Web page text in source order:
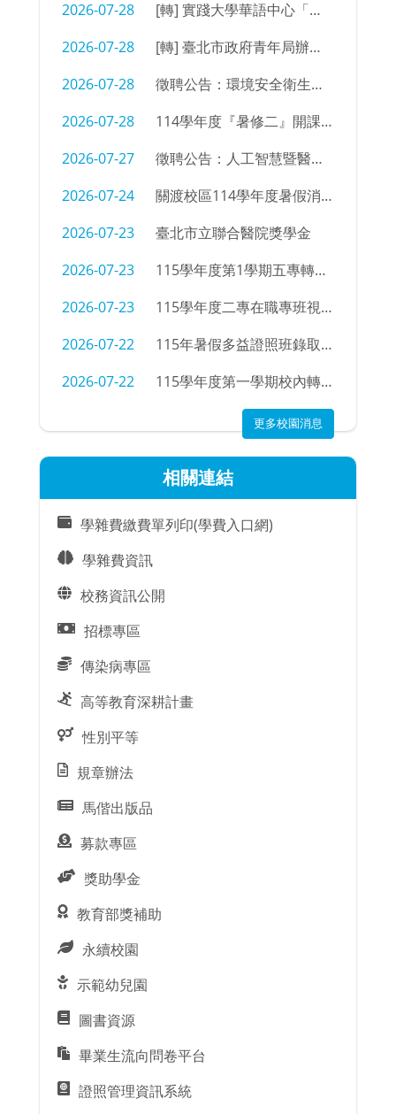
2026-07-28
[轉] 實踐大學華語中心「菁英語伴計畫」招募海報
2026-07-28
[轉] 臺北市政府青年局辦理「2026臺北青年外交學堂」簡章及海報
2026-07-28
徵聘公告：環境安全衛生組 辦事員/技佐
2026-07-28
114學年度『暑修二』開課㇐覽表
2026-07-27
徵聘公告：人工智慧暨醫療應用科 編制外專任教師
2026-07-24
關渡校區114學年度暑假消防設備測試時間
2026-07-23
臺北市立聯合醫院獎學金
2026-07-23
115學年度第1學期五專轉學招生考試錄取公告
2026-07-23
115學年度二專在職專班視光學科新生學號查詢
2026-07-22
115年暑假多益證照班錄取名單
2026-07-22
115學年度第一學期校內轉科錄取名單及注意事項
更多校園消息
相關連結
學雜費繳費單列印(學費入口網)
學雜費資訊
校務資訊公開
招標專區
傳染病專區
高等教育深耕計畫
性別平等
規章辦法
馬偕出版品
募款專區
獎助學金
教育部獎補助
永續校園
示範幼兒園
圖書資源
畢業生流向問卷平台
證照管理資訊系統